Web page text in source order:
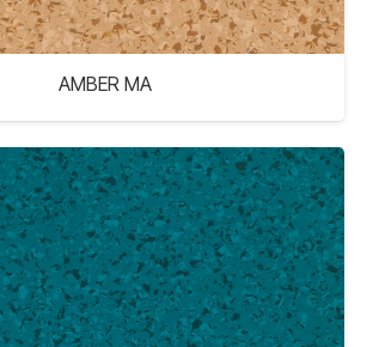
AMBER MA